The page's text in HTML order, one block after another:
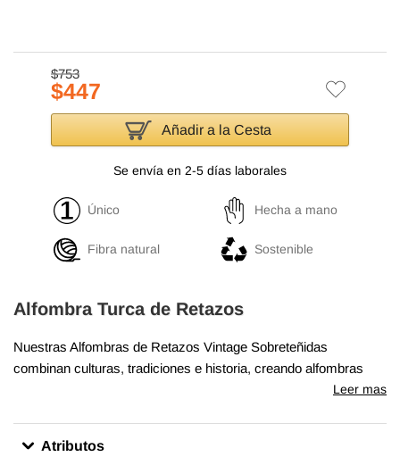
$753
$447
Añadir a la Cesta
Se envía en 2-5 días laborales
Único Hecha a mano
Fibra natural Sostenible
Alfombra Turca de Retazos
Nuestras Alfombras de Retazos Vintage Sobreteñidas
combinan culturas, tradiciones e historia, creando alfombras
maravillosamente únicas. Seleccionamos alfombras turcas
Lavamos los colores, recortamos las pilas, pero cuidamos de
Leer mas
Atributos